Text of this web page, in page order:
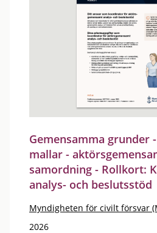
Gemensamma grunder
mallar -
samordning - Rollkort:
analys- och beslutsstöd
Myndigheten för civilt försvar
2026